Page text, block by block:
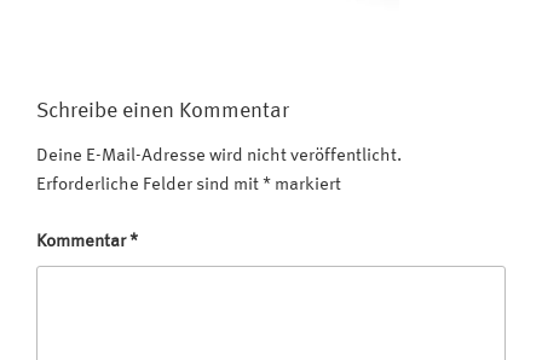
Schreibe einen Kommentar
Deine E-Mail-Adresse wird nicht veröffentlicht.
Erforderliche Felder sind mit * markiert
Kommentar*